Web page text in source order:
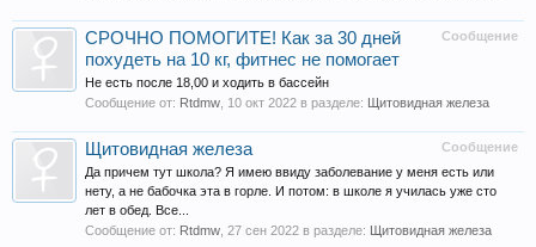
Сообщение
СРОЧНО ПОМОГИТЕ! Как за 30 дней
похудеть на 10 кг, фитнес не помогает
Не есть после 18,00 и ходить в бассейн
Сообщение от: Rtdmw 10 окт 2022 в разделе: Щитовидная железа
Сообщение
Щитовидная железа
Да причем тут школа? Я имею ввиду заболевание у меня есть или
нету, а не бабочка эта в горле. И потом: в школе я училась уже сто
лет в обед. Все...
Сообщение от: Rtdmw 27 сен 2022 в разделе: Щитовидная железа